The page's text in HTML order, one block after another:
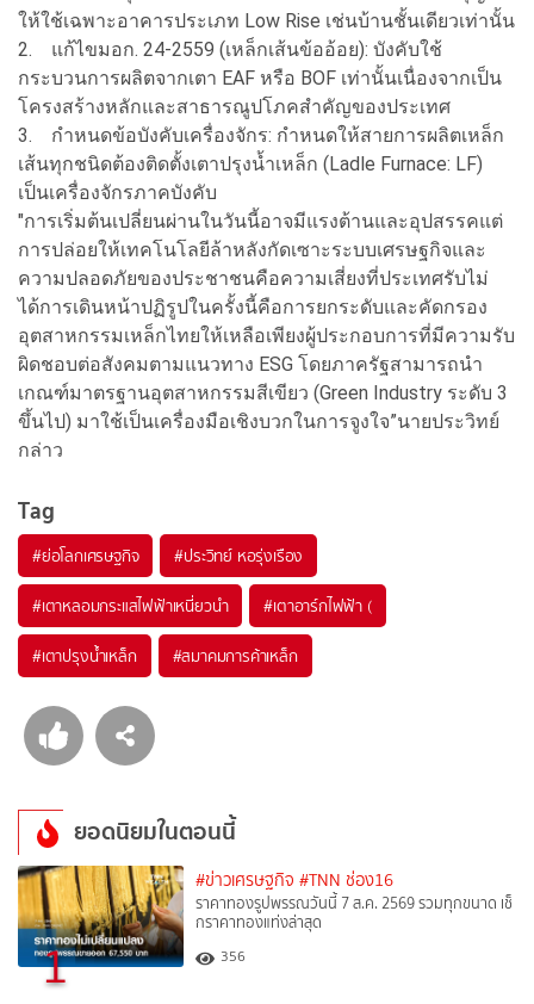
ให้ใช้เฉพาะอาคารประเภท Low Rise เช่นบ้านชั้นเดียวเท่านั้น
2.
แก้ไขมอก. 24-2559 (เหล็กเส้นข้ออ้อย): บังคับใช้
กระบวนการผลิตจากเตา EAF หรือ BOF เท่านั้นเนื่องจากเป็น
โครงสร้างหลักและสาธารณูปโภคสำคัญของประเทศ
3.
กำหนดข้อบังคับเครื่องจักร: กำหนดให้สายการผลิตเหล็ก
เส้นทุกชนิดต้องติดตั้งเตาปรุงน้ำเหล็ก (Ladle Furnace: LF)
เป็นเครื่องจักรภาคบังคับ
"การเริ่มต้นเปลี่ยนผ่านในวันนี้อาจมีแรงต้านและอุปสรรคแต่
การปล่อยให้เทคโนโลยีล้าหลังกัดเซาะระบบเศรษฐกิจและ
ความปลอดภัยของประชาชนคือความเสี่ยงที่ประเทศรับไม่
ได้การเดินหน้าปฏิรูปในครั้งนี้คือการยกระดับและคัดกรอง
อุตสาหกรรมเหล็กไทยให้เหลือเพียงผู้ประกอบการที่มีความรับ
ผิดชอบต่อสังคมตามแนวทาง ESG โดยภาครัฐสามารถนำ
เกณฑ์มาตรฐานอุตสาหกรรมสีเขียว (Green Industry ระดับ 3
ขึ้นไป) มาใช้เป็นเครื่องมือเชิงบวกในการจูงใจ”นายประวิทย์
กล่าว
Tag
#ย่อโลกเศรษฐกิจ #ประวิทย์ หอรุ่งเรือง
#เตาหลอมกระแสไฟฟ้าเหนี่ยวนำ #เตาอาร์กไฟฟ้า (
#เตาปรุงน้ำเหล็ก #สมาคมการค้าเหล็ก
ยอดนิยมในตอนนี้
1
#ข่าวเศรษฐกิจ #TNN ช่อง16
ราคาทองรูปพรรณวันนี้ 7 ส.ค. 2569 รวมทุกขนาด เช็
กราคาทองแท่งล่าสุด
356